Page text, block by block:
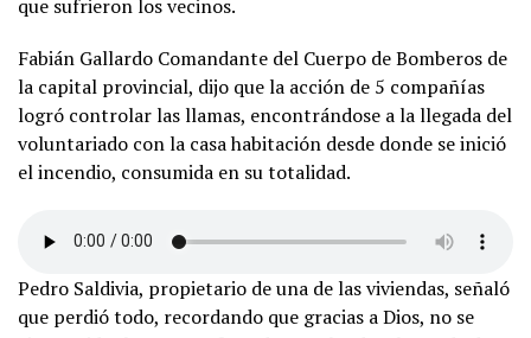
que sufrieron los vecinos.
Fabián Gallardo Comandante del Cuerpo de Bomberos de
la capital provincial, dijo que la acción de 5 compañías
logró controlar las llamas, encontrándose a la llegada del
voluntariado con la casa habitación desde donde se inició
el incendio, consumida en su totalidad.
Pedro Saldivia, propietario de una de las viviendas, señaló
que perdió todo, recordando que gracias a Dios, no se